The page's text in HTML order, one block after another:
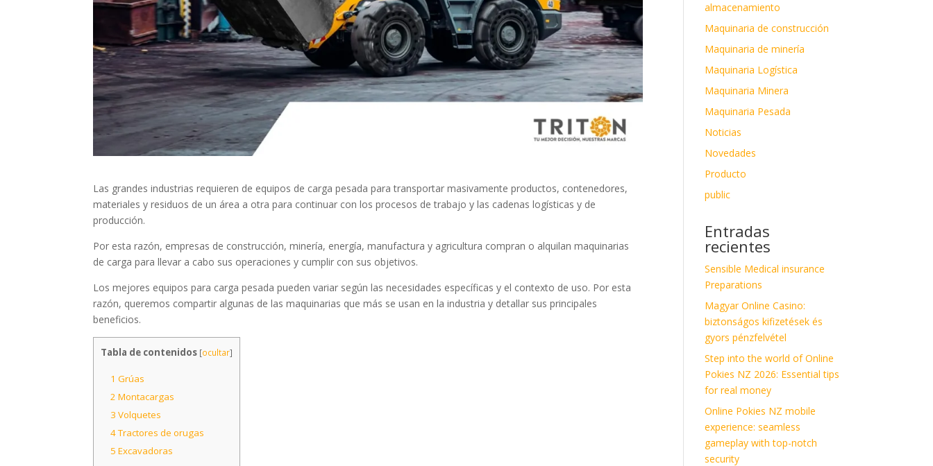
Las grandes industrias requieren de equipos de carga pesada para transportar masivamente productos, contenedores,
materiales y residuos de un área a otra para continuar con los procesos de trabajo y las cadenas logísticas y de
producción.
Por esta razón, empresas de construcción, minería, energía, manufactura y agricultura compran o alquilan maquinarias
de carga para llevar a cabo sus operaciones y cumplir con sus objetivos.
Los mejores equipos para carga pesada pueden variar según las necesidades específicas y el contexto de uso. Por esta
razón, queremos compartir algunas de las maquinarias que más se usan en la industria y detallar sus principales
beneficios.
Tabla de contenidos [ocultar]
1 Grúas
2 Montacargas
3 Volquetes
4Tractores de orugas
5 Excavadoras
almacenamiento
Maquinaria de construcción
Maquinaria de minería
Maquinaria Logística
Maquinaria Minera
Maquinaria Pesada
Noticias
Novedades
Producto
public
Entradas
recientes
Sensible Medical insurance
Preparations
Magyar Online Casino:
biztonságos kifizetések és
gyors pénzfelvétel
Step into the world of Online
Pokies NZ 2026: Essential tips
for real money
Online Pokies NZ mobile
experience: seamless
gameplay with top-notch
security